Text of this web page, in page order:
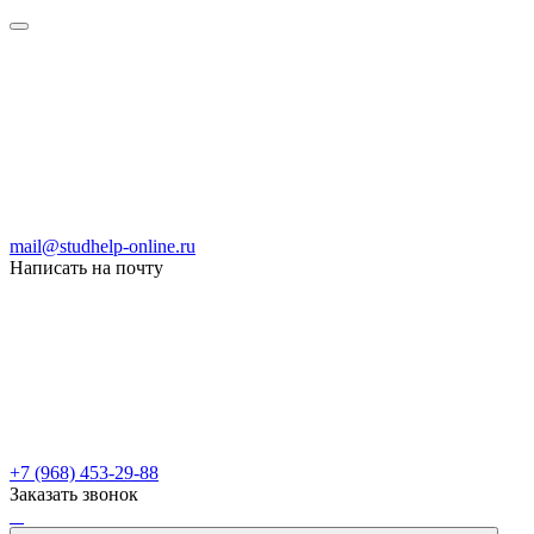
mail@studhelp-online.ru
Написать на почту
+7 (968) 453-29-88
Заказать звонок